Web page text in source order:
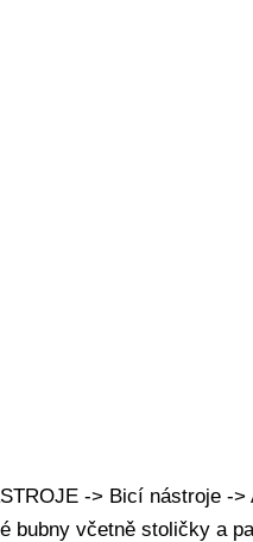
-> Bicí nástroje -
bubny včetně stoličky a